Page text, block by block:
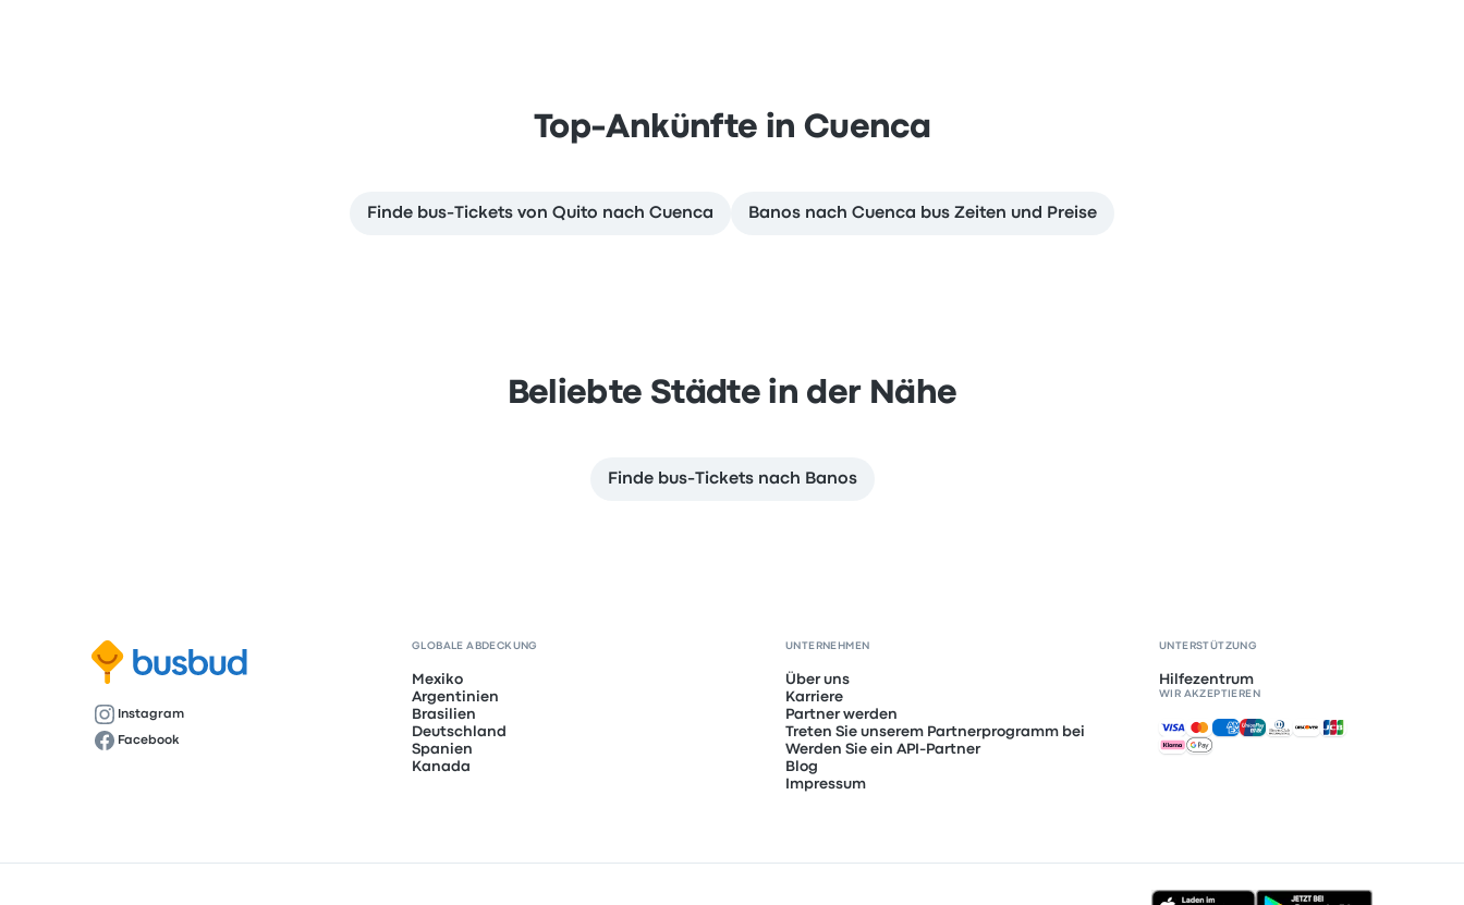
Top-Ankünfte in Cuenca
Finde bus-Tickets von Quito nach Cuenca Banos nach Cuenca bus Zeiten und Preise
Beliebte Städte in der Nähe
Finde bus-Tickets nach Banos
Instagram
Facebook
GLOBALE ABDECKUNG
Mexiko
Argentinien
Brasilien
Deutschland
Spanien
Kanada
UNTERNEHMEN
Über uns
Karriere
Partner werden
Treten Sie unserem Partnerprogramm bei
Werden Sie ein API-Partner
Blog
Impressum
UNTERSTÜTZUNG
Hilfezentrum
WIR AKZEPTIEREN
Akzeptierte Zahlungsmethoden